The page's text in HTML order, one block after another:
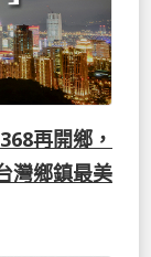
再開鄉，
灣鄉鎮最美